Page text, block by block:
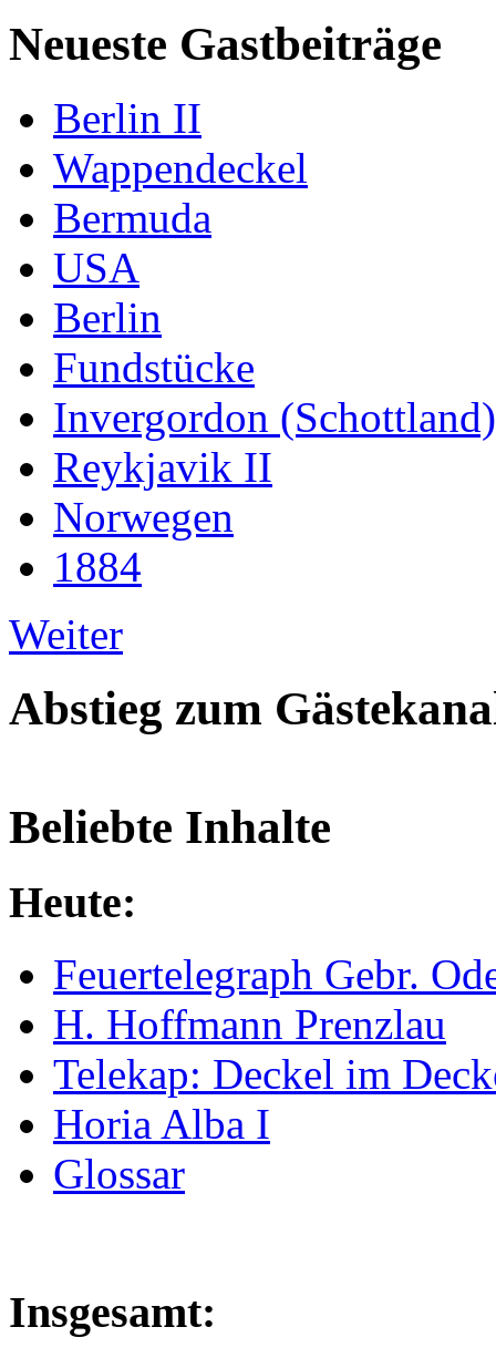
Neueste Gastbeiträge
Berlin II
Wappendeckel
Bermuda
USA
Berlin
Fundstücke
Invergordon (Schottland)
Reykjavik II
Norwegen
1884
Weiter
Abstieg zum
Beliebte Inhalte
Heute:
Feuertelegraph Gebr.
H. Hoffmann Prenzlau
Telekap: Deckel im
Horia Alba I
Glossar
Insgesamt: